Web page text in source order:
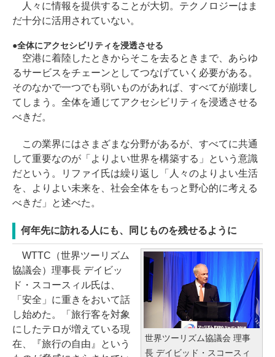
人々に情報を提供することが大切。テクノロジーはま
だ十分に活用されていない。
全体にアクセシビリティを浸透させる
空港に着陸したときからそこを去るときまで、あらゆ
るサービスをチェーンとしてつなげていく必要がある。
そのなかで一つでも弱いものがあれば、すべてが崩壊し
てしまう。全体を通じてアクセシビリティを浸透させる
べきだ。
この業界にはさまざまな分野があるが、すべてに共通
して重要なのが「よりよい世界を構築する」という意識
だという。リファイ氏は繰り返し「人々のよりよい生活
を、よりよい未来を、社会全体をもっと野心的に考える
べきだ」と述べた。
何年先に訪れる人にも、同じものを残せるように
世界ツーリズム協議会 理事
長 デイビッド・スコースィ
WTTC（世界ツーリズム
協議会）理事長 デイビッ
ド・スコースィル氏は、
「安全」に重きをおいて話
し始めた。「旅行客を対象
にしたテロが増えている現
在、『旅行の自由』という